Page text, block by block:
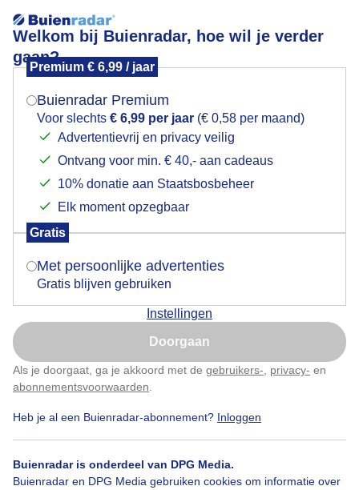
Welkom bij Buienradar, hoe wil je verder
gaan?
Premium € 6,99 / jaar
Buienradar Premium
Voor slechts € 6,99 per jaar (€ 0,58 per maand)
Advertentievrij en privacy veilig
Ontvang voor min. € 40,- aan cadeaus
10% donatie aan Staatsbosbeheer
Elk moment opzegbaar
Gratis
Met persoonlijke advertenties
Gratis blijven gebruiken
Instellingen
Doorgaan
Als je doorgaat, ga je akkoord met de gebruikers- privacy- en
abonnementsvoorwaarden
Heb je al een Buienradar-abonnement? Inloggen
Buienradar is onderdeel van DPG Media.
Buienradar en DPG Media gebruiken cookies om informatie over
Jonge grauwe gansje
eet gras, plantenwortels, zaden en vruchten en in de
winter ook oogstresten als mais, aardappelen en
granen.
Door: Regina Vastenhout Gemaakt: 20-05-2026, 366x bekeken
Jongegrauwegansje
Mogen we je locatie gebruiken voor het
Indien je hier nog geen akkoord op hebt gegeven,
verschijnt er zo een pop-up uit je browser waarin
Is goed, toon de popup
Nu niet, misschien later
Klik hierom dit aan te passen